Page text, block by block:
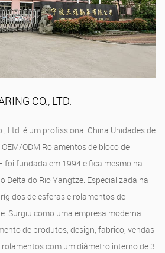
CO., LTD.
Ltd. é um profissional China Unidades de
OEM/ODM Rolamentos de bloco de
foi fundada em 1994 e fica mesmo na
Delta do Rio Yangtze. Especializada na
de esferas e rolamentos de
Surgiu como uma empresa moderna
de produtos, design, fabrico, vendas
com um diâmetro interno de 3